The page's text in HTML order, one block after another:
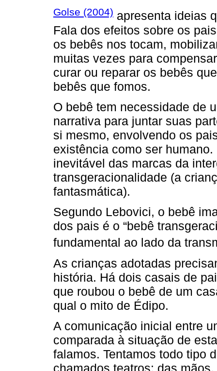
Golse (2004) apresenta ideias
Fala dos efeitos sobre os
os bebês nos tocam,
muitas vezes para
curar ou reparar os bebês
bebês que fomos.
O bebê tem necessidade de
narrativa para juntar suas
si mesmo, envolvendo os
existência como ser
inevitável das marcas da
transgeracionalidade (a
fantasmática).
Segundo Lebovici, o bebê
dos pais é o “bebê
fundamental ao lado da
As crianças adotadas
história. Há dois casais de
que roubou o bebê de um
qual o mito de Édipo.
A comunicação inicial entre
comparada à situação de
falamos. Tentamos todo tipo
chamados teatros: das